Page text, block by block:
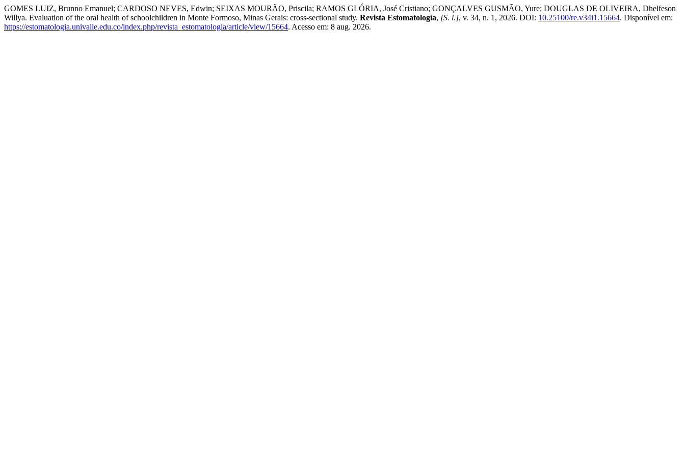
GOMES LUIZ, Brunno Emanuel; CARDOSO NEVES, Edwin; SEIXAS MOURÃO, Priscila; RAMOS GLÓRIA, José Cristiano; GONÇALVES GUSMÃO, Yure; DOUGLAS DE OLIVEIRA, Dhelfeson
Willya. Evaluation of the oral health of schoolchildren in Monte Formoso, Minas Gerais: cross-sectional study. Revista Estomatología, [S. l.], v. 34, n. 1, 2026. DOI: 10.25100/re.v34i1.15664. Disponível em:
https://estomatologia.univalle.edu.co/index.php/revista_estomatologia/article/view/15664. Acesso em: 8 aug. 2026.